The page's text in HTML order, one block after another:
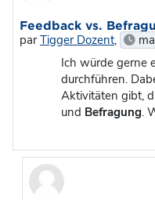
Feedback vs.
parTigger Dozent,
Ich würde gerne
durchführen.
Aktivitäten gibt,
und Befragung.